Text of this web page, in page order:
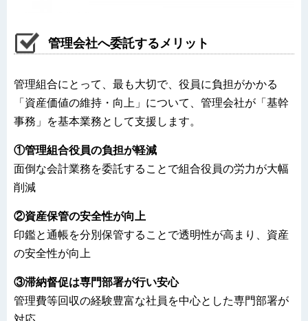
管理会社へ委託するメリット
管理組合にとって、最も大切で、役員に負担がかかる
「資産価値の維持・向上」について、管理会社が「基幹
事務」を基本業務として支援します。
①管理組合役員の負担が軽減
面倒な会計業務を委託することで組合役員の労力が大幅
削減
②資産保管の安全性が向上
印鑑と通帳を分別保管することで透明性が高まり、資産
の安全性が向上
③滞納督促は専門部署が行い安心
管理費等回収の経験豊富な社員を中心とした専門部署が